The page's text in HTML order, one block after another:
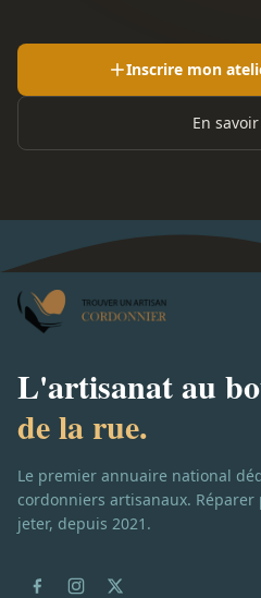
Inscrire mon
En
L'artisanat au
de la rue.
Le premier annuaire national
cordonniers artisanaux.
jeter, depuis 2021.